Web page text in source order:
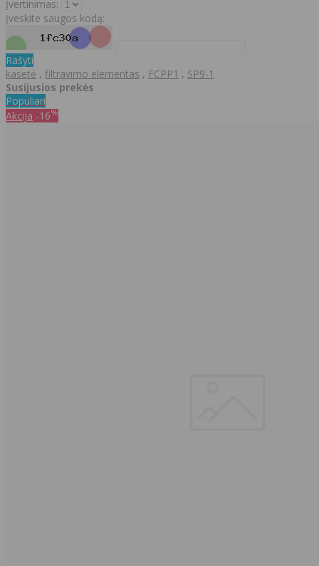
Įvertinimas:
Įveskite saugos kodą:
Rašyti
kasetė , filtravimo elementas , FCPP1 , SP9-1
Susijusios prekės
Populiari
Akcija -16%